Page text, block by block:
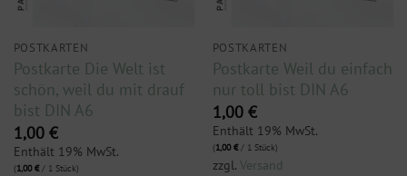
POSTKARTEN
Postkarte Die Welt ist
schön, weil du mit drauf
bist DIN A6
1,00 €
Enthält 19% MwSt.
(1,00€/ 1 Stück)
POSTKARTEN
Postkarte Weil du einfach
nur toll bist DIN A6
1,00 €
Enthält 19% MwSt.
(1,00€/ 1 Stück)
zzgl. Versand